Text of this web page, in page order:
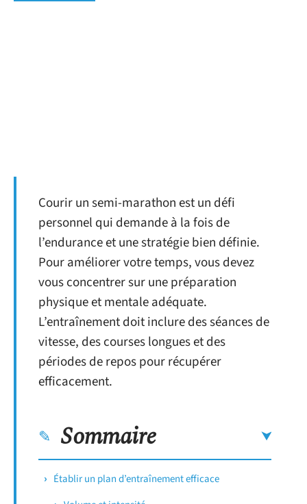
Courir un semi-marathon est un défi
personnel qui demande à la fois de
l’endurance et une stratégie bien définie.
Pour améliorer votre temps, vous devez
vous concentrer sur une préparation
physique et mentale adéquate.
L’entraînement doit inclure des séances de
vitesse, des courses longues et des
périodes de repos pour récupérer
efficacement.
Sommaire
Établir un plan d’entraînement efficace